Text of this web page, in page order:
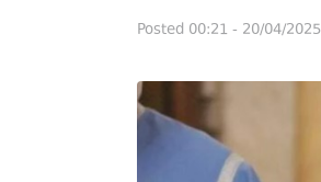
Posted 00:21 - 20/04/2025